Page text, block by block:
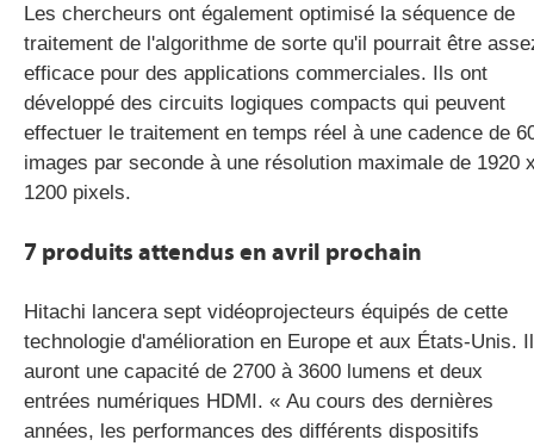
Les chercheurs ont également optimisé la séquence de
traitement de l'algorithme de sorte qu'il pourrait être
efficace pour des applications commerciales. Ils ont
développé des circuits logiques compacts qui peuvent
effectuer le traitement en temps réel à une cadence de
images par seconde à une résolution maximale de 1920
1200 pixels.
7 produits attendus en avril prochain
Hitachi lancera sept vidéoprojecteurs équipés de cette
technologie d'amélioration en Europe et aux États-Unis.
auront une capacité de 2700 à 3600 lumens et deux
entrées numériques HDMI. « Au cours des dernières
années, les performances des différents dispositifs